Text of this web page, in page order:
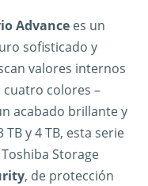
Advancees un
sofisticado y
valores internos
cuatro colores –
acabado brillante y
TB y 4 TB, esta serie
Storage
, de protección